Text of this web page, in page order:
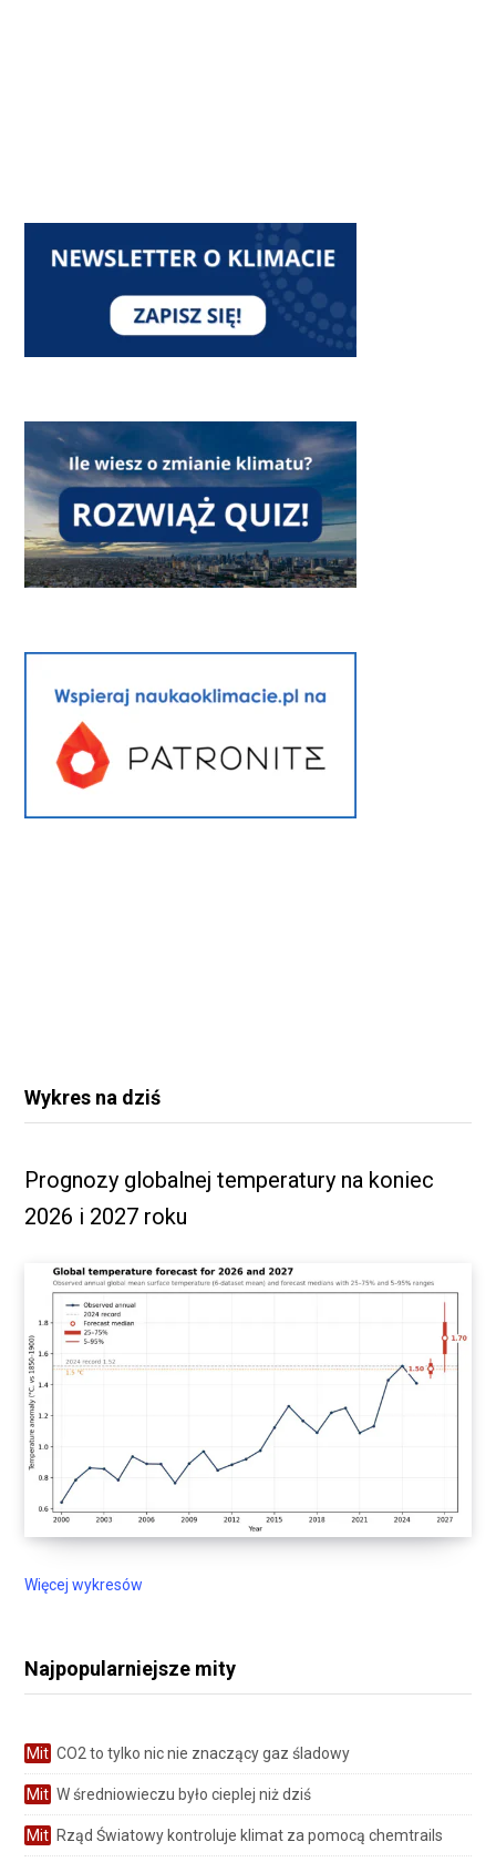
Wykres na dziś
Prognozy globalnej temperatury na koniec
2026 i 2027 roku
Więcej wykresów
Najpopularniejsze mity
Mit CO2 to tylko nic nie znaczący gaz śladowy
Mit W średniowieczu było cieplej niż dziś
Mit Rząd Światowy kontroluje klimat za pomocą chemtrails